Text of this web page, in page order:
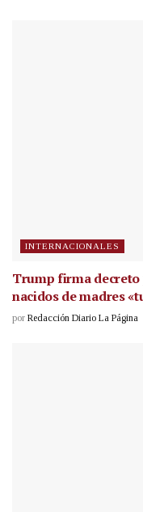
INTERNACIONALES
Trump firma decreto
nacidos de madres
por Redacción Diario La Página